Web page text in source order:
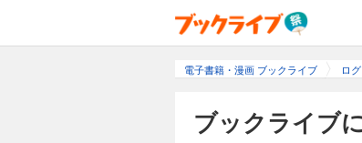
電子書籍・漫画 ブックライブ ロ
ブックライブ